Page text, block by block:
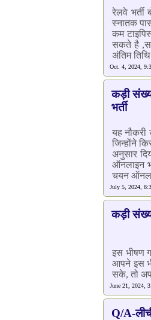
रेलवे भर्ती
स्नातक
कम
सकते है
अंतिम
Oct. 4, 2024,
कड़ी
भर्ती
यह
जिन्होंने
अनुसार
ऑनलाइन
चयन
July 5, 2024,
कड़ी
इस भीषण
आपने इस
सके, तो
June 21, 2024,
Q/A-